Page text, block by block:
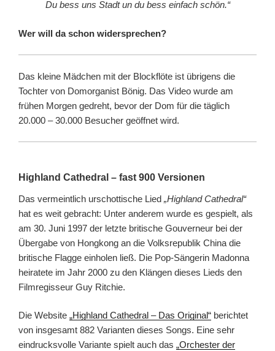
Du bess uns Stadt un du bess einfach schön.“
Wer will da schon widersprechen?
Das kleine Mädchen mit der Blockflöte ist übrigens die
Tochter von Domorganist Bönig. Das Video wurde am
frühen Morgen gedreht, bevor der Dom für die täglich
20.000 – 30.000 Besucher geöffnet wird.
Highland Cathedral – fast 900 Versionen
Das vermeintlich urschottische Lied „Highland Cathedral“
hat es weit gebracht: Unter anderem wurde es gespielt, als
am 30. Juni 1997 der letzte britische Gouverneur bei der
Übergabe von Hongkong an die Volksrepublik China die
britische Flagge einholen ließ. Die Pop-Sängerin Madonna
heiratete im Jahr 2000 zu den Klängen dieses Lieds den
Filmregisseur Guy Ritchie.
Die Website „Highland Cathedral – Das Original“ berichtet
von insgesamt 882 Varianten dieses Songs. Eine sehr
eindrucksvolle Variante spielt auch das „Orchester der